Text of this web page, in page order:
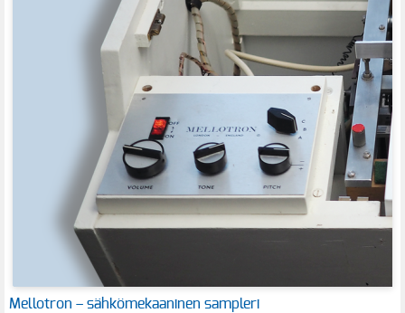
Mellotron – sähkömekaaninen sampleri